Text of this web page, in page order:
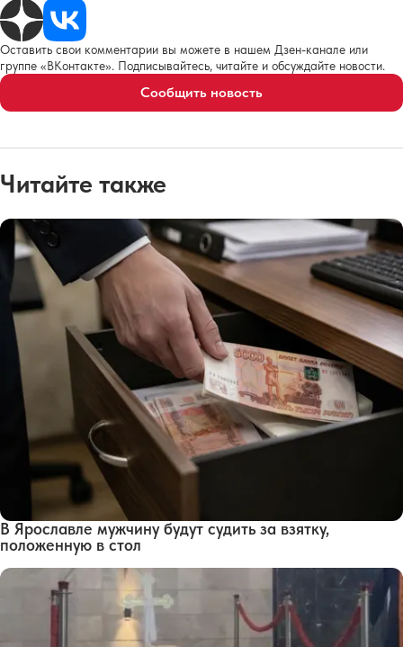
Оставить свои комментарии вы можете в нашем Дзен-канале или
группе «ВКонтакте». Подписывайтесь, читайте и обсуждайте новости.
Сообщить новость
Читайте также
В Ярославле мужчину будут судить за взятку,
положенную в стол